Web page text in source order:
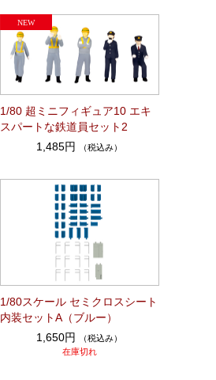
1/80 超ミニフィギュア10 エキ
スパートな鉄道員セット2
1,485円
（税込み）
1/80スケール セミクロスシート
内装セットA（ブルー）
1,650円
（税込み）
在庫切れ